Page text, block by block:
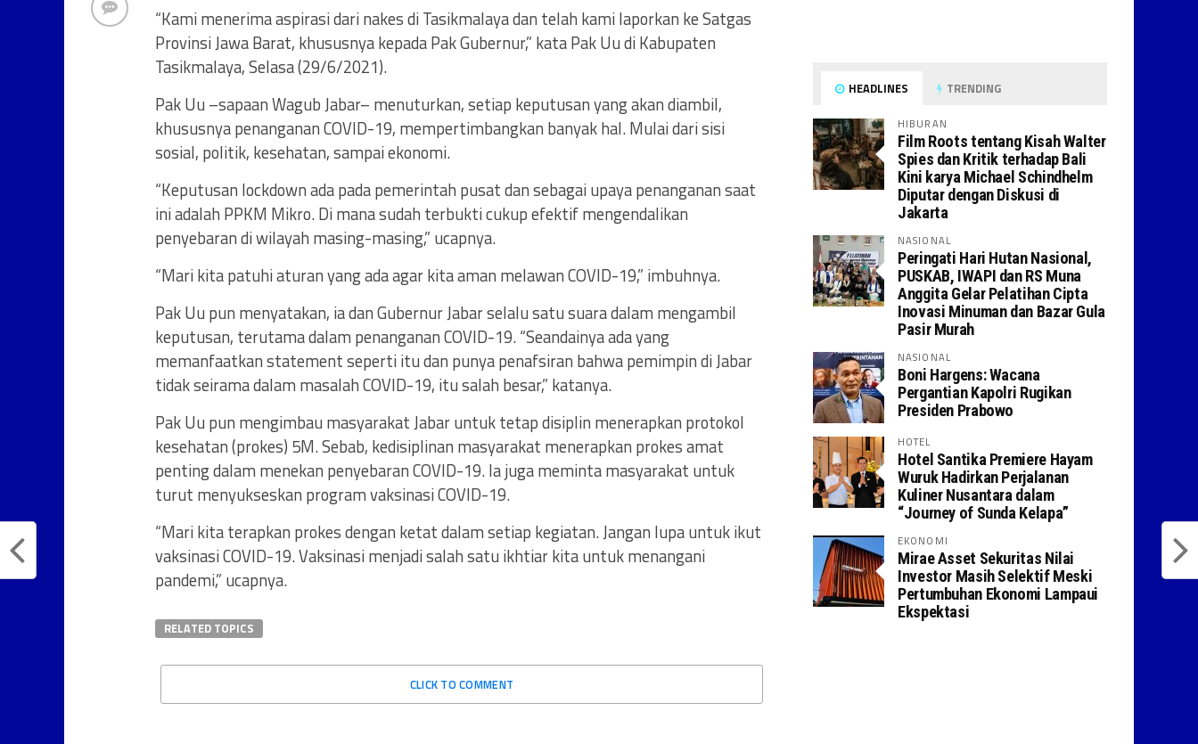
“Kami menerima aspirasi dari nakes di Tasikmalaya dan telah kami laporkan ke Satgas
Provinsi Jawa Barat, khususnya kepada Pak Gubernur,” kata Pak Uu di Kabupaten
Tasikmalaya, Selasa (29/6/2021).
Pak Uu –sapaan Wagub Jabar– menuturkan, setiap keputusan yang akan diambil,
khususnya penanganan COVID-19, mempertimbangkan banyak hal. Mulai dari sisi
sosial, politik, kesehatan, sampai ekonomi.
“Keputusan lockdown ada pada pemerintah pusat dan sebagai upaya penanganan saat
ini adalah PPKM Mikro. Di mana sudah terbukti cukup efektif mengendalikan
penyebaran di wilayah masing-masing,” ucapnya.
“Mari kita patuhi aturan yang ada agar kita aman melawan COVID-19,” imbuhnya.
Pak Uu pun menyatakan, ia dan Gubernur Jabar selalu satu suara dalam mengambil
keputusan, terutama dalam penanganan COVID-19. “Seandainya ada yang
memanfaatkan statement seperti itu dan punya penafsiran bahwa pemimpin di Jabar
tidak seirama dalam masalah COVID-19, itu salah besar,” katanya.
Pak Uu pun mengimbau masyarakat Jabar untuk tetap disiplin menerapkan protokol
kesehatan (prokes) 5M. Sebab, kedisiplinan masyarakat menerapkan prokes amat
penting dalam menekan penyebaran COVID-19. Ia juga meminta masyarakat untuk
turut menyukseskan program vaksinasi COVID-19.
“Mari kita terapkan prokes dengan ketat dalam setiap kegiatan. Jangan lupa untuk ikut
vaksinasi COVID-19. Vaksinasi menjadi salah satu ikhtiar kita untuk menangani
pandemi,” ucapnya.
RELATED TOPICS
CLICK TO COMMENT
HEADLINES TRENDING
HIBURAN
Film Roots tentang Kisah Walter
Spies dan Kritik terhadap Bali
Kini karya Michael Schindhelm
Diputar dengan Diskusi di
Jakarta
NASIONAL
Peringati Hari Hutan Nasional,
PUSKAB, IWAPI dan RS Muna
Anggita Gelar Pelatihan Cipta
Inovasi Minuman dan Bazar Gula
Pasir Murah
NASIONAL
Boni Hargens: Wacana
Pergantian Kapolri Rugikan
Presiden Prabowo
HOTEL
Hotel Santika Premiere Hayam
Wuruk Hadirkan Perjalanan
Kuliner Nusantara dalam
“Journey of Sunda Kelapa”
EKONOMI
Mirae Asset Sekuritas Nilai
Investor Masih Selektif Meski
Pertumbuhan Ekonomi Lampaui
Ekspektasi